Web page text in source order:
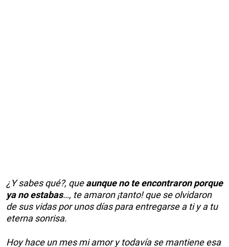
¿Y sabes qué?, queaunque no te encontraron porque
ya no estabas…, te amaron ¡tanto! que se olvidaron
de sus vidas por unos días para entregarse a ti y a tu
eterna sonrisa.
Hoy hace un mes mi amor y todavía se mantiene esa